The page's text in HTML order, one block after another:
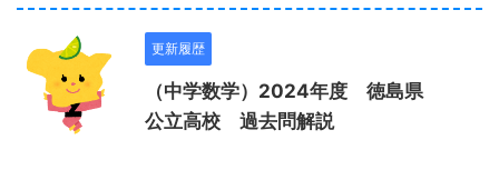
更新履歴
（中学数学）2024年度 徳島県
公立高校 過去問解説